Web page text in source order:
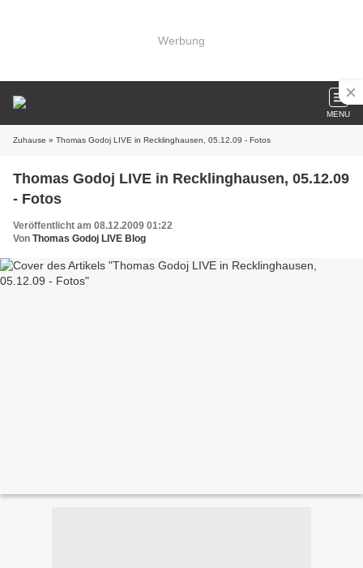
Werbung
MENU
Zuhause » Thomas Godoj LIVE in Recklinghausen, 05.12.09 - Fotos
Thomas Godoj LIVE in Recklinghausen, 05.12.09
- Fotos
Veröffentlicht am 08.12.2009 01:22
Von Thomas Godoj LIVE Blog